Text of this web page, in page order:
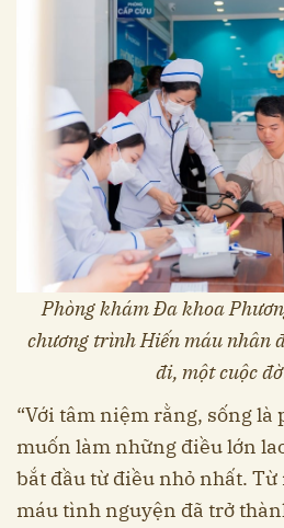
Phòng khám Đa khoa
chương trình Hiến máu nhân
đi, một cuộc
“Với tâm niệm rằng, sống là
muốn làm những điều lớn
bắt đầu từ điều nhỏ nhất.
máu tình nguyện đã trở